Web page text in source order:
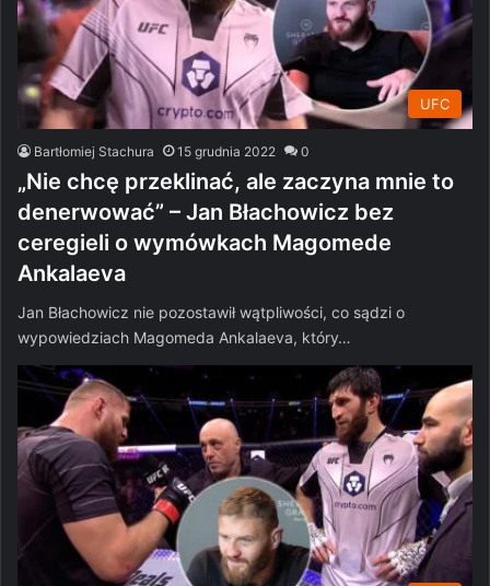
UFC
Bartłomiej Stachura 15 grudnia 2022 0
„Nie chcę przeklinać, ale zaczyna mnie to
denerwować” – Jan Błachowicz bez
ceregieli o wymówkach Magomede
Ankalaeva
Jan Błachowicz nie pozostawił wątpliwości, co sądzi o
wypowiedziach Magomeda Ankalaeva, który…